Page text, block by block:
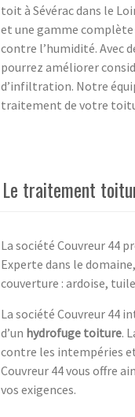
toit à Sévérac dans le
et une gamme
contre l’humidité. Avec
pourrez améliorer
d’infiltration. Notre
traitement de votre
Le traitement
La société Couvreur 44
Experte dans le
couverture : ardoise,
La société Couvreur 44
d’un hydrofuge toiture.
contre les intempéries
Couvreur 44 vous offre
vos exigences.